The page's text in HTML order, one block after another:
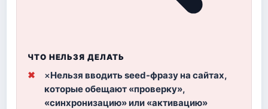
ЧТО НЕЛЬЗЯ ДЕЛАТЬ
×Нельзя вводить seed-фразу на сайтах,
которые обещают «проверку»,
«синхронизацию» или «активацию»